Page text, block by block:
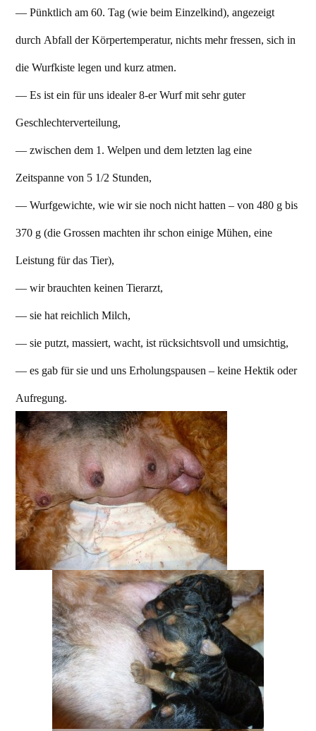
— Pünktlich am 60. Tag (wie beim Einzelkind), angezeigt
durch Abfall der Körpertemperatur, nichts mehr fressen, sich in
die Wurfkiste legen und kurz atmen.
— Es ist ein für uns idealer 8-er Wurf mit sehr guter
Geschlechterverteilung,
— zwischen dem 1. Welpen und dem letzten lag eine
Zeitspanne von 5 1/2 Stunden,
— Wurfgewichte, wie wir sie noch nicht hatten – von 480 g bis
370 g (die Grossen machten ihr schon einige Mühen, eine
Leistung für das Tier),
— wir brauchten keinen Tierarzt,
— sie hat reichlich Milch,
— sie putzt, massiert, wacht, ist rücksichtsvoll und umsichtig,
— es gab für sie und uns Erholungspausen – keine Hektik oder
Aufregung.